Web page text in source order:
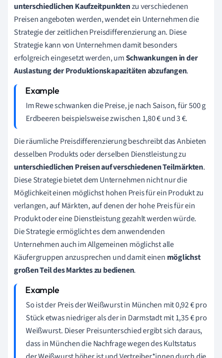
unterschiedlichen Kaufzeitpunktenzu verschiedenen
Preisen angeboten werden, wendet ein Unternehmen die
Strategie der zeitlichen Preisdifferenzierung an. Diese
Strategie kann von Unternehmen damit besonders
erfolgreich eingesetzt werden, umSchwankungen in der
Auslastung der Produktionskapazitäten abzufangen.
Im Rewe schwanken die Preise, je nach Saison, für 500 g
Erdbeeren beispielsweise zwischen 1,80 € und 3 €.
Die räumliche Preisdifferenzierung beschreibt das Anbieten
desselben Produkts oder derselben Dienstleistung zu
unterschiedlichen Preisen auf verschiedenen Teilmärkten.
Diese Strategie bietet dem Unternehmen nicht nur die
Möglichkeit einen möglichst hohen Preis für ein Produkt zu
verlangen, auf Märkten, auf denen der hohe Preis für ein
Produkt oder eine Dienstleistung gezahlt werden würde.
Die Strategie ermöglicht es dem anwendenden
Unternehmen auch im Allgemeinen möglichst alle
Käufergruppen anzusprechen und damit einen möglichst
großen Teil des Marktes zu bedienen.
So ist der Preis der Weißwurst in München mit 0,92 € pro
Stück etwas niedriger als der in Darmstadt mit 1,35 € pro
Weißwurst. Dieser Preisunterschied ergibt sich daraus,
dass in München die Nachfrage wegen des Kultstatus